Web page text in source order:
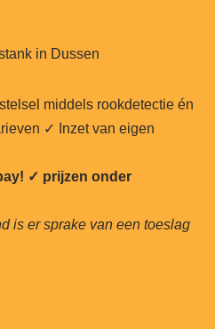
in Dussen
middels rookdetectie én
✓ Inzet van eigen
✓ prijzen onder
is er sprake van een toeslag